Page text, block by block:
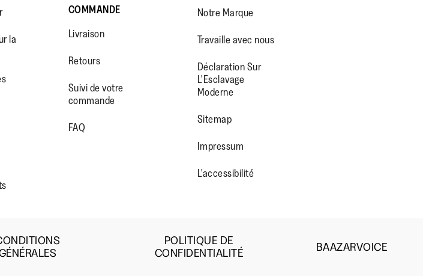
FITFLOP?
FITFLOP/
USER/FITFLOPFOOTWEAR
la
COMMANDE
Livraison
Retours
Suivi de votre
commande
FAQ
Notre Marque
Travaille avec nous
Déclaration Sur
L'Esclavage
Moderne
Sitemap
Impressum
L'accessibilité
POLITIQUE DE
CONFIDENTIALITÉ
BAAZARVOICE